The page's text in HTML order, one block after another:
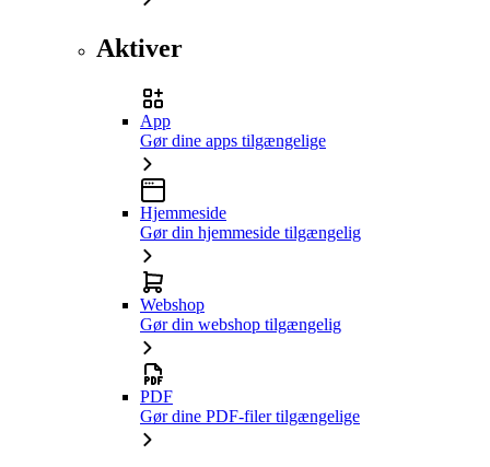
Aktiver
App
Gør dine apps tilgængelige
Hjemmeside
Gør din hjemmeside tilgængelig
Webshop
Gør din webshop tilgængelig
PDF
Gør dine PDF-filer tilgængelige